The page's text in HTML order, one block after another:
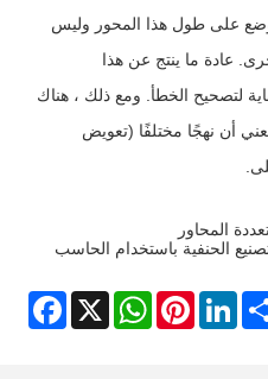
على طول هذا المحور وليس
عادة ما ينتج عن هذا
لتصحيح الخطأ. ومع ذلك ، هناك
أن نهجًا مختلفًا (تعويض
المحاور
الحنفية باستخدام الحاسب
X
WhatsAppPinterestLinkedIn